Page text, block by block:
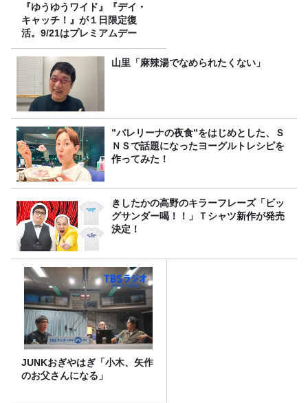
『ゆうゆうワイド』『デイ・
キャッチ！』が１日限定復
活。9/21はプレミアムデー
山里「麻辣湯でなめられたくない」
”バレリーナの夜食”をはじめとした、Ｓ
ＮＳで話題になったヨーグルトレシピを
作ってみた！
きしたかの高野のキラーフレーズ「ビッ
グサンダー喝！！」Ｔシャツ新作が発売
決定！
JUNKおぎやはぎ「小木、矢作
のお父さんになる」